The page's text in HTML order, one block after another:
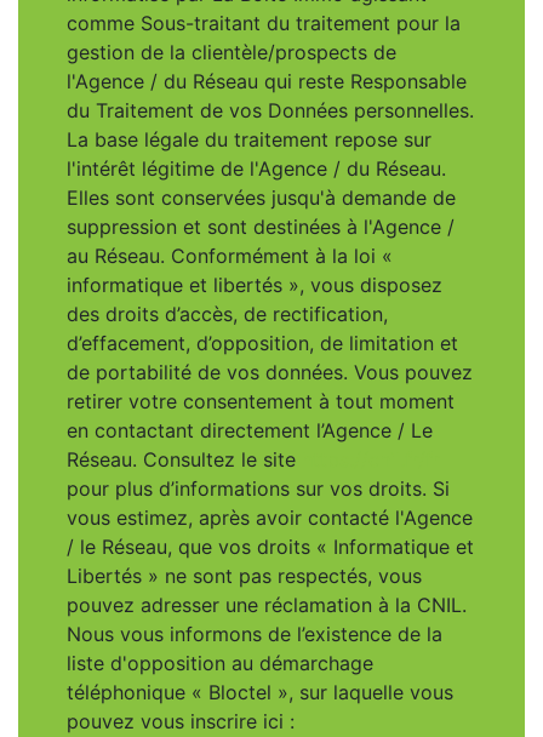
comme Sous-traitant du traitement pour la
gestion de la clientèle/prospects de
l'Agence / du Réseau qui reste Responsable
du Traitement de vos Données personnelles.
La base légale du traitement repose sur
l'intérêt légitime de l'Agence / du Réseau.
Elles sont conservées jusqu'à demande de
suppression et sont destinées à l'Agence /
au Réseau. Conformément à la loi «
informatique et libertés », vous disposez
des droits d’accès, de rectification,
d’effacement, d’opposition, de limitation et
de portabilité de vos données. Vous pouvez
retirer votre consentement à tout moment
en contactant directement l’Agence / Le
Réseau. Consultez le site
pour plus d’informations sur vos droits. Si
vous estimez, après avoir contacté l'Agence
/ le Réseau, que vos droits « Informatique et
Libertés » ne sont pas respectés, vous
pouvez adresser une réclamation à la CNIL.
Nous vous informons de l’existence de la
liste d'opposition au démarchage
téléphonique « Bloctel », sur laquelle vous
pouvez vous inscrire ici :